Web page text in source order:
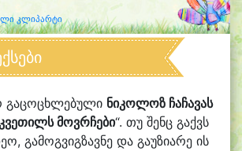
კლიპარტი
გაცოცხლებული ნიკოლოზ ჩაჩავას
მოვრჩები“. თუ შენც გაქვს
გამოგვიგზავნე და გაუზიარე ის